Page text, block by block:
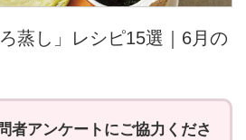
蒸し」レシピ15選｜6月の